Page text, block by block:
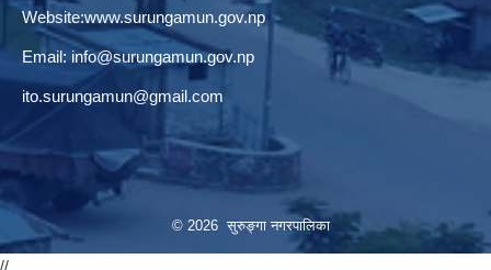
Website:www.surungamun.gov.np
Email: info@surungamun.gov.np
ito.surungamun@gmail.com
© 2026 सुरुङ्‍गा नगरपालिका
//